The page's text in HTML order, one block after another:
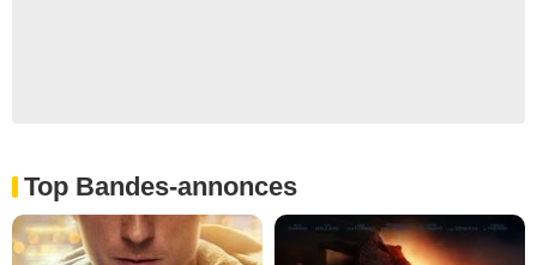
Top Bandes-annonces